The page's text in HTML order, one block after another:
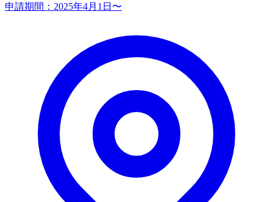
申請期間： 2025年4月1日〜